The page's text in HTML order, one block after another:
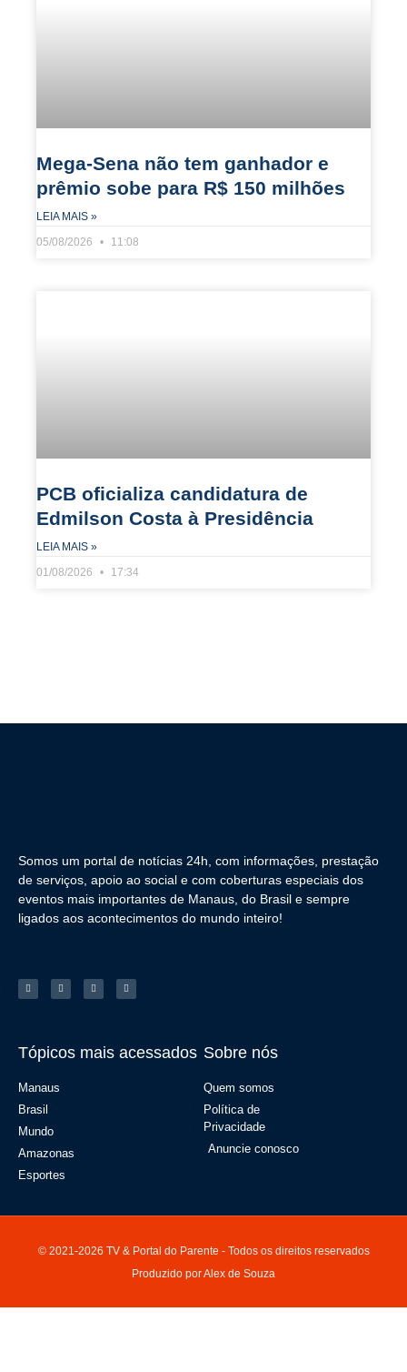
Mega-Sena não tem ganhador e
prêmio sobe para R$ 150 milhões
LEIA MAIS »
05/08/2026
11:08
PCB oficializa candidatura de
Edmilson Costa à Presidência
LEIA MAIS »
01/08/2026
17:34
Somos um portal de notícias 24h, com informações, prestação
de serviços, apoio ao social e com coberturas especiais dos
eventos mais importantes de Manaus, do Brasil e sempre
ligados aos acontecimentos do mundo inteiro!
Tópicos mais acessados
Manaus
Brasil
Mundo
Amazonas
Esportes
Sobre nós
Quem somos
Política de
Privacidade
Anuncie conosco
© 2021-2026 TV & Portal do Parente - Todos os direitos reservados
Produzido por Alex de Souza